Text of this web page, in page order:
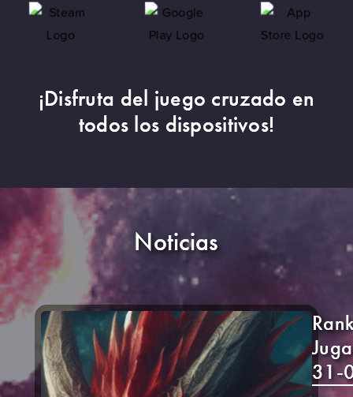
¡Disfruta del juego cruzado en
todos los dispositivos!
Noticias
31-